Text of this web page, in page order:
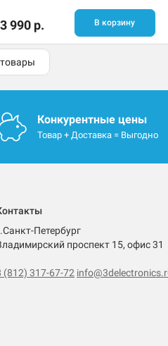
3 990 р. В корзину
Конкурентные цены
Товар + Доставка = Выгодно
Петербург
проспект 15, офис 31
(812) 317-67-72